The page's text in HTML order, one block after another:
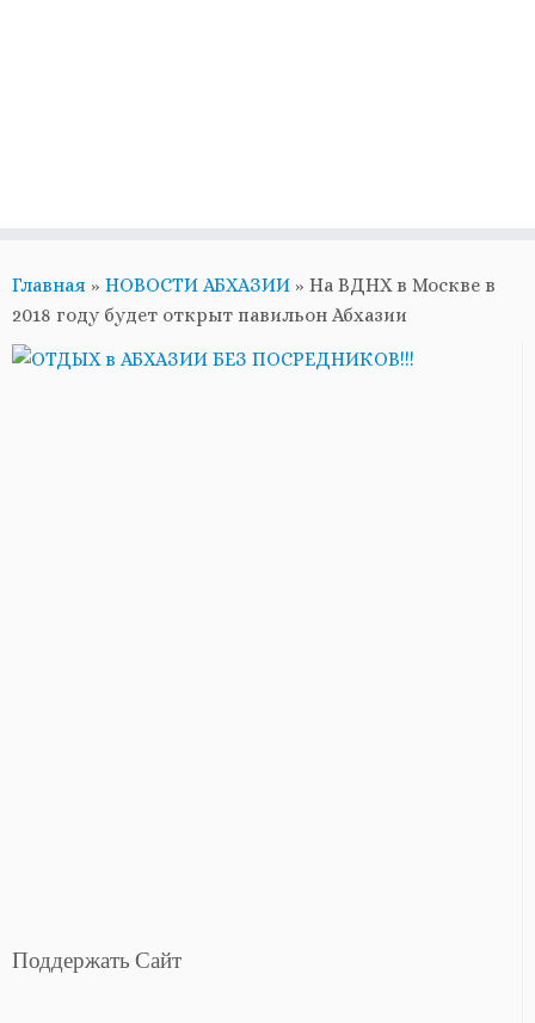
Главная » НОВОСТИ АБХАЗИИ » На ВДНХ в Москве в
2018 году будет открыт павильон Абхазии
Поддержать Сайт